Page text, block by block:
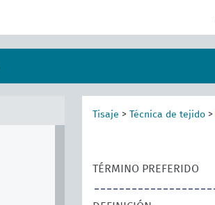
Tisaje > Técnica de tejido >
TÉRMINO PREFERIDO